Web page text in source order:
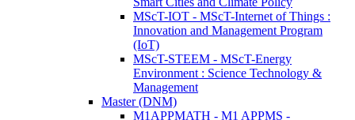
MScT-IOT - MScT-Internet of Things :
Innovation and Management Program
(IoT)
MScT-STEEM - MScT-Energy
Environment : Science Technology &
Management
Master (DNM)
M1APPMATH - M1 APPMS -